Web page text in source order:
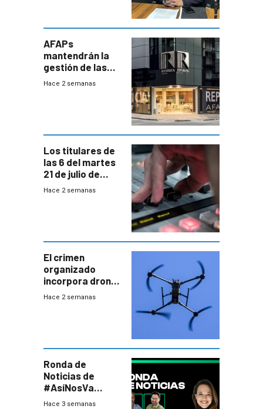
AFAPs
mantendrán la
gestión de las
cuentas
Hace 2 semanas
Los titulares de
las 6 del martes
21 de julio de
2026
Hace 2 semanas
El crimen
organizado
incorpora drones
y abre un nuevo
Hace 2 semanas
Ronda de
Noticias de
#AsíNosVa
(20/7/26)
Hace 3 semanas